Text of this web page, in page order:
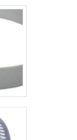
um
de
e
a
tem se
toda